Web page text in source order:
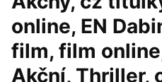
online, EN
film, film
Akční, Thriller,